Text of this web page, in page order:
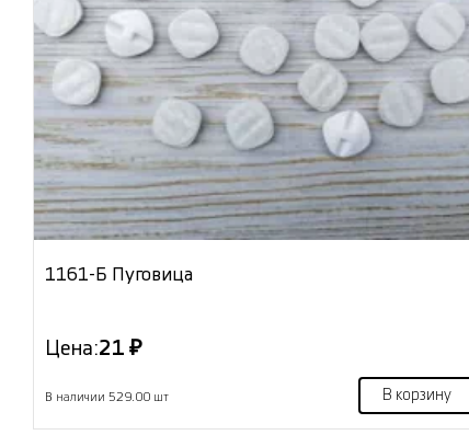
1161-Б Пуговица
Цена:21 ₽
В наличии 529.00 шт В корзину